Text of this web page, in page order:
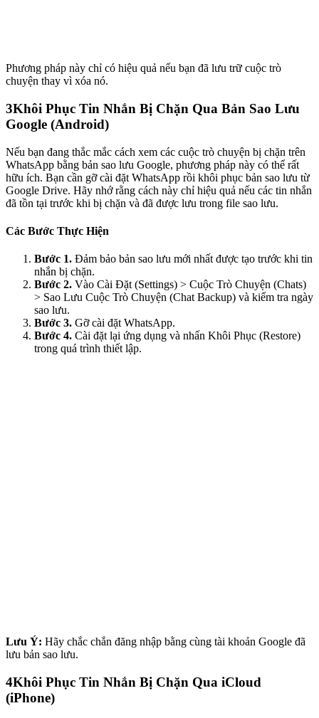
Phương pháp này chỉ có hiệu quả nếu bạn đã lưu trữ cuộc trò
chuyện thay vì xóa nó.
3Khôi Phục Tin Nhắn Bị Chặn Qua Bản Sao Lưu
Google (Android)
Nếu bạn đang thắc mắc cách xem các cuộc trò chuyện bị chặn trên
WhatsApp bằng bản sao lưu Google, phương pháp này có thể rất
hữu ích. Bạn cần gỡ cài đặt WhatsApp rồi khôi phục bản sao lưu từ
Google Drive. Hãy nhớ rằng cách này chỉ hiệu quả nếu các tin nhắn
đã tồn tại trước khi bị chặn và đã được lưu trong file sao lưu.
Các Bước Thực Hiện
Bước 1. Đảm bảo bản sao lưu mới nhất được tạo trước khi tin
nhắn bị chặn.
Bước 2. Vào Cài Đặt (Settings) > Cuộc Trò Chuyện (Chats)
> Sao Lưu Cuộc Trò Chuyện (Chat Backup) và kiểm tra ngày
sao lưu.
Bước 3. Gỡ cài đặt WhatsApp.
Bước 4. Cài đặt lại ứng dụng và nhấn Khôi Phục (Restore)
trong quá trình thiết lập.
Lưu Ý: Hãy chắc chắn đăng nhập bằng cùng tài khoản Google đã
lưu bản sao lưu.
4Khôi Phục Tin Nhắn Bị Chặn Qua iCloud
(iPhone)